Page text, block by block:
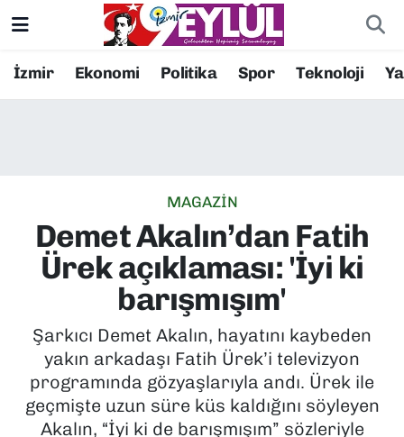
İzmir Ekonomi Politika Spor Teknoloji
MAGAZİN
Demet Akalın’dan Fatih
Ürek açıklaması: 'İyi ki
barışmışım'
Şarkıcı Demet Akalın, hayatını kaybeden
yakın arkadaşı Fatih Ürek’i televizyon
programında gözyaşlarıyla andı. Ürek ile
geçmişte uzun süre küs kaldığını söyleyen
Akalın, “İyi ki de barışmışım” sözleriyle
Resmi İlanlar
EKONOMİ
KÜLTÜR SANAT
MAGAZİN
POLİTİKA
Konak Nöbetçi Eczaneler
Süper Lig Puan Durumu ve Fikstür
Tüm Manşetler
Son Dakika Haberleri
Haber Arşivi